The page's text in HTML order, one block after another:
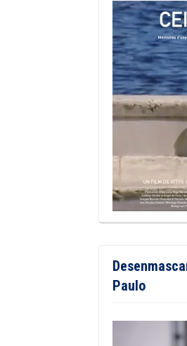
Paulo